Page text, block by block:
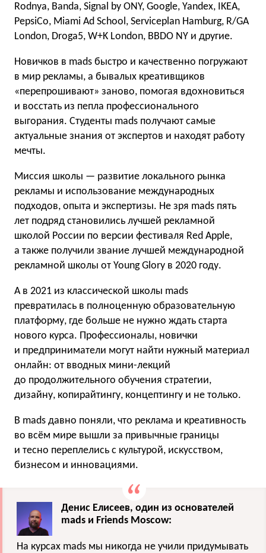
Rodnya, Banda, Signal by ONY, Google, Yandex, IKEA,
PepsiСo, Miami Ad School, Serviceplan Hamburg, R/GA
London, Droga5, W+K London, BBDO NY и другие.
Новичков в mads быстро и качественно погружают
в мир рекламы, а бывалых креативщиков
«перепрошивают» заново, помогая вдохновиться
и восстать из пепла профессионального
выгорания. Студенты mads получают самые
актуальные знания от экспертов и находят работу
мечты.
Миссия школы — развитие локального рынка
рекламы и использование международных
подходов, опыта и экспертизы. Не зря mads пять
лет подряд становились лучшей рекламной
школой России по версии фестиваля Red Apple,
а также получили звание лучшей международной
рекламной школы от Young Glory в 2020 году.
А в 2021 из классической школы mads
превратилась в полноценную образовательную
платформу, где больше не нужно ждать старта
нового курса. Профессионалы, новички
и предприниматели могут найти нужный материал
онлайн: от вводных мини-лекций
до продолжительного обучения стратегии,
дизайну, копирайтингу, концептингу и не только.
В mads давно поняли, что реклама и креативность
во всём мире вышли за привычные границы
и тесно переплелись с культурой, искусством,
бизнесом и инновациями.
Денис Елисеев, один из основателей
mads и Friends Moscow:
На курсах mads мы никогда не учили придумывать